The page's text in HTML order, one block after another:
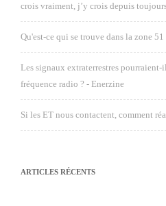
crois vraiment, j’y crois depuis
Qu'est-ce qui se trouve dans la zone
Les signaux extraterrestres pourraient-
fréquence radio ? - Enerzine
Si les ET nous contactent, comment
ARTICLES RÉCENTS